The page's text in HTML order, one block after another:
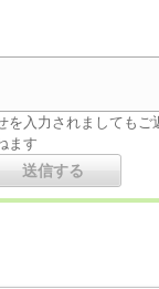
を入力されましてもご
ます